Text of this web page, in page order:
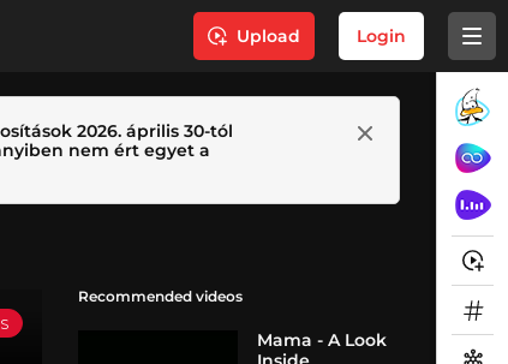
Upload Login
2026. április 30-tól
nem ért egyet a
Recommended videos
Mama - A Look